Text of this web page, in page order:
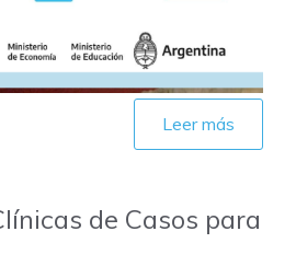
Leer más
de Casos para